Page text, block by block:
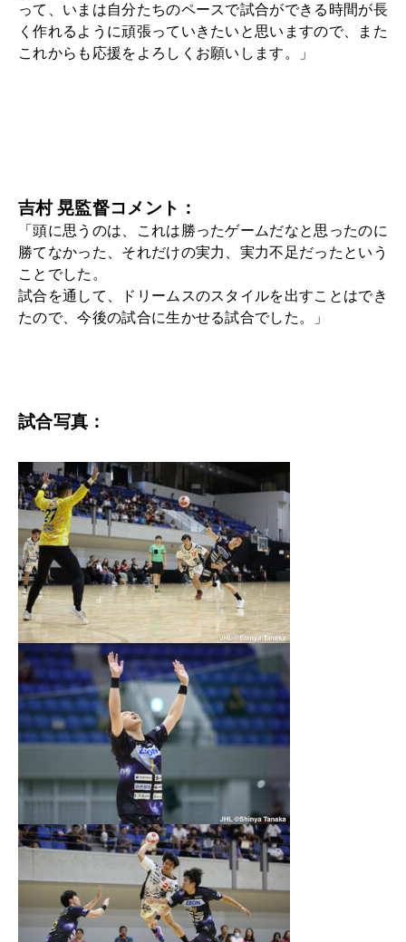
って、いまは自分たちのペースで試合ができる時間が長
く作れるように頑張っていきたいと思いますので、また
これからも応援をよろしくお願いします。」
吉村 晃監督コメント：
「頭に思うのは、これは勝ったゲームだなと思ったのに
勝てなかった、それだけの実力、実力不足だったという
ことでした。
試合を通して、ドリームスのスタイルを出すことはでき
たので、今後の試合に生かせる試合でした。」
試合写真：